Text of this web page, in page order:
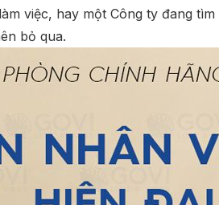
việc, hay một Công ty đang
bỏ qua.